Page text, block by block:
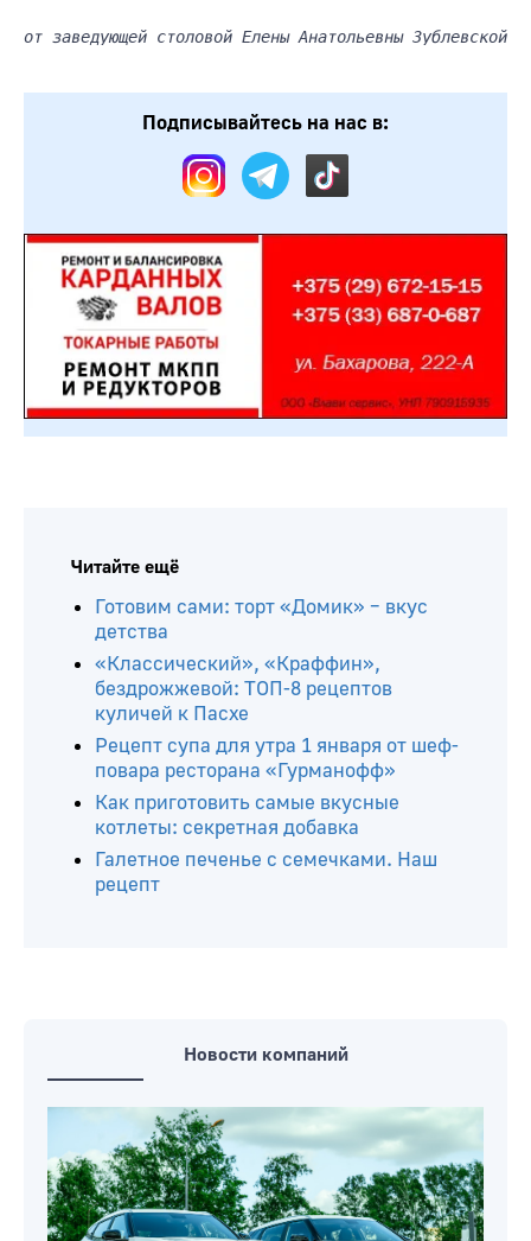
от заведующей столовой Елены Анатольевны Зублевской
Подписывайтесь на нас в:
Читайте ещё
Готовим сами: торт «Домик» – вкус
детства
«Классический», «Краффин»,
бездрожжевой: ТОП-8 рецептов
куличей к Пасхе
Рецепт супа для утра 1 января от шеф-
повара ресторана «Гурманофф»
Как приготовить самые вкусные
котлеты: секретная добавка
Галетное печенье с семечками. Наш
рецепт
Новости компаний